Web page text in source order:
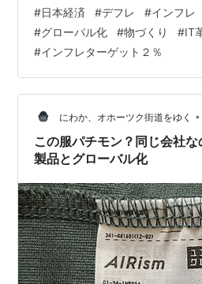
先送りしてきた課題が、世界経済
表面化した結果だと考えています
外投資家から再評価され、株価は
本来であれば、国力の低下を示
値の上昇を示す株高は矛盾して
なぜ円安と株高が同時に進行し
#日本経済 #デフレ #インフレ
#グローバル化 #物づくり #IT
#インフレターゲット２％
にわか、オホーツク街道をゆく •
この服パチモン？同じ会社
製品とグローバル化